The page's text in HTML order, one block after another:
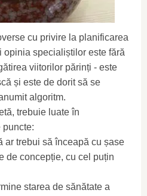
cu privire la planificarea
specialiștilor este fără
viitorilor părinți - este
și este de dorit să se
algoritm.
trebuie luate în
puncte:
ar trebui să înceapă cu șase
de concepție, cu cel puțin
starea de sănătate a